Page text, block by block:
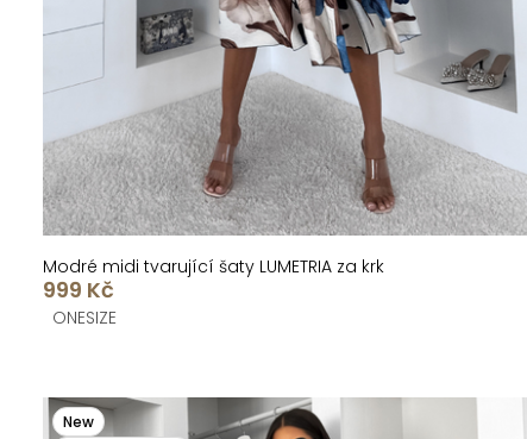
k
t
ů
u
k
t
ů
Modré midi tvarující šaty LUMETRIA za krk
999 Kč
ONESIZE
New